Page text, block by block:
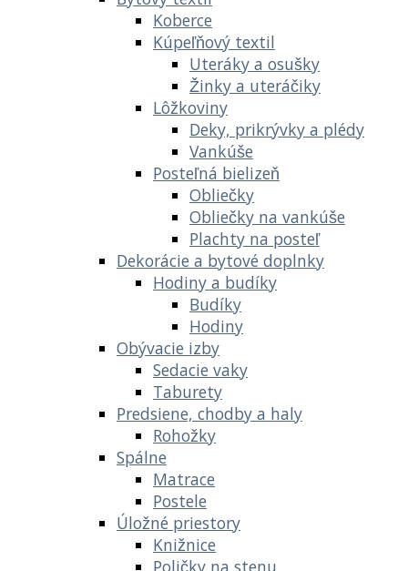
Koberce
Kúpeľňový textil
Uteráky a osušky
Žinky a uteráčiky
Lôžkoviny
Deky, prikrývky a plédy
Vankúše
Posteľná bielizeň
Obliečky
Obliečky na vankúše
Plachty na posteľ
Dekorácie a bytové doplnky
Hodiny a budíky
Budíky
Hodiny
Obývacie izby
Sedacie vaky
Taburety
Predsiene, chodby a haly
Rohožky
Spálne
Matrace
Postele
Úložné priestory
Knižnice
Poličky na stenu